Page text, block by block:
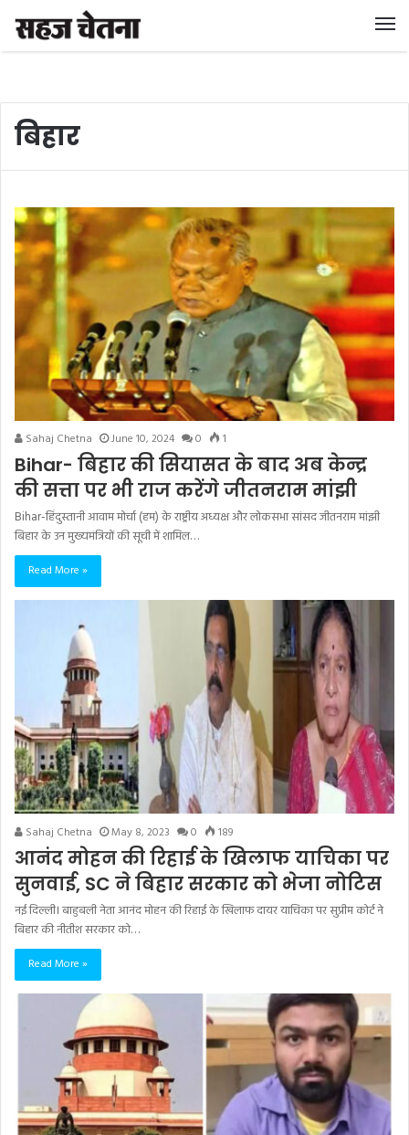
बिहार
Sahaj Chetna June 10, 2024 0 1
Bihar- बिहार की सियासत के बाद अब केन्द्र
की सत्ता पर भी राज करेंगे जीतनराम मांझी
Bihar-हिंदुस्तानी आवाम मोर्चा (हम) के राष्ट्रीय अध्यक्ष और लोकसभा सांसद जीतनराम मांझी
बिहार के उन मुख्यमंत्रियों की सूची में शामिल…
Read More »
Sahaj Chetna May 8, 2023 0 189
आनंद मोहन की रिहाई के खिलाफ याचिका पर
सुनवाई, SC ने बिहार सरकार को भेजा नोटिस
नई दिल्ली। बाहुबली नेता आनंद मोहन की रिहाई के खिलाफ दायर याचिका पर सुप्रीम कोर्ट ने
बिहार की नीतीश सरकार को…
Read More »